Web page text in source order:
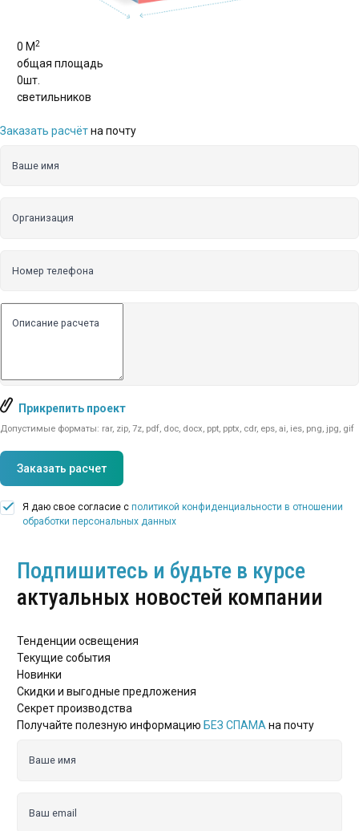
0 М2
общая площадь
0шт.
светильников
Заказать расчётна почту
Ваше имя
Организация
Номер телефона
Описание расчета
Прикрепить проект
Допустимые форматы: rar, zip, 7z, pdf, doc, docx, ppt, pptx, cdr, eps, ai, ies, png, jpg, gif
Заказать расчет
Я даю свое согласие с политикой конфиденциальности в отношении
обработки персональных данных
Подпишитесь и будьте в курсе
актуальных новостей компании
Тенденции освещения
Текущие события
Новинки
Скидки и выгодные предложения
Секрет производства
Получайте полезную информацию БЕЗ СПАМАна почту
Ваше имя
Ваш email